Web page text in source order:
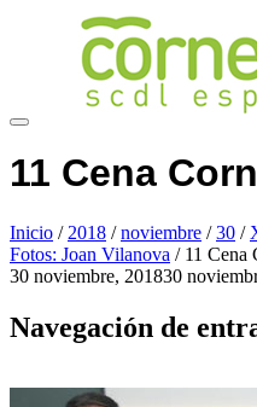
11 Cena
Inicio / 2018 / noviembre / 30 /
Fotos: Joan Vilanova / 11 Cena
30 noviembre, 201830
Navegación de